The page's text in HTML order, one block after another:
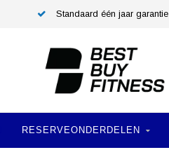
Standaard één jaar garantie
RESERVEONDERDELEN